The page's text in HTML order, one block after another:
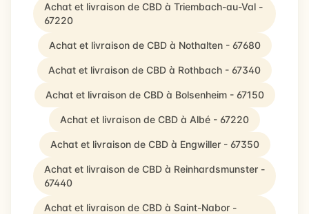
Achat et livraison de CBD à Triembach-au-Val -
67220
Achat et livraison de CBD à Nothalten - 67680
Achat et livraison de CBD à Rothbach - 67340
Achat et livraison de CBD à Bolsenheim - 67150
Achat et livraison de CBD à Albé - 67220
Achat et livraison de CBD à Engwiller - 67350
Achat et livraison de CBD à Reinhardsmunster -
67440
Achat et livraison de CBD à Saint-Nabor -